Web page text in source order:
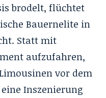
brodelt, flüchtet
Bauernelite in
Statt mit
aufzufahren,
vor dem
Inszenierung